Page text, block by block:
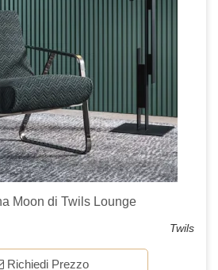
Moon di Twils Lounge
Twils
Richiedi Prezzo